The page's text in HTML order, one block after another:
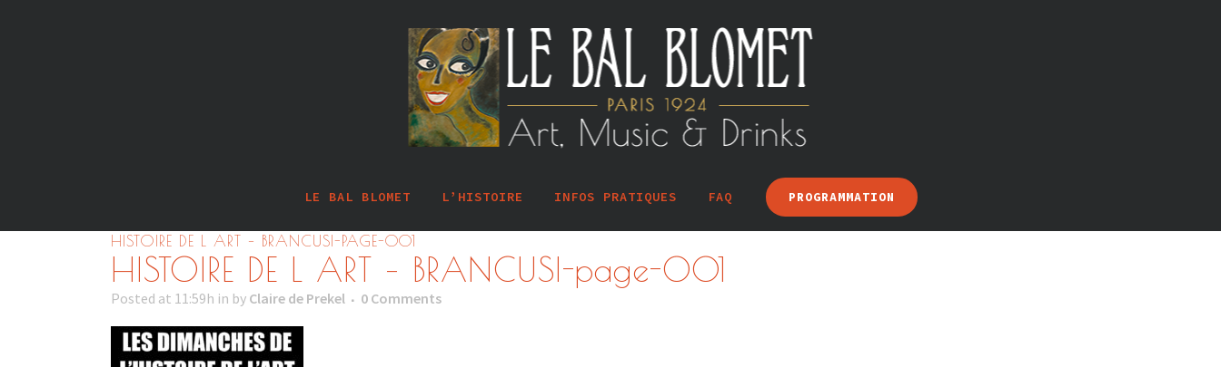
LE BAL BLOMET L’HISTOIRE INFOS PRATIQUES FAQ PROGRAMMATION
HISTOIRE DE L ART – BRANCUSI-PAGE-001
HISTOIRE DE L ART – BRANCUSI-page-001
Posted at 11:59h in by Claire de Prekel 0 Comments